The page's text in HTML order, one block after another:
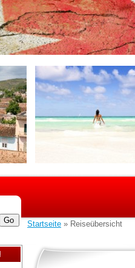
Startseite » Reiseübersicht